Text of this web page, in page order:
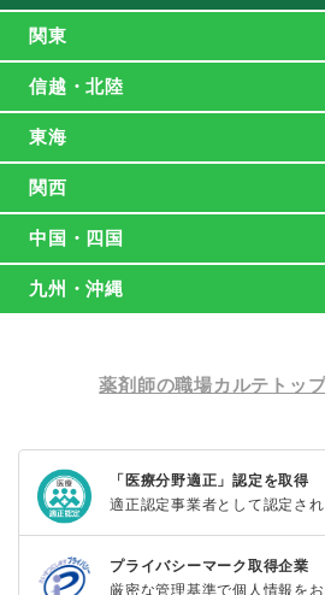
関東
信越・北陸
東海
関西
中国・四国
九州・沖縄
薬剤師の職場カルテトッ
「医療分野適正」認定を取得
適正認定事業者として認定され
プライバシーマーク取得企業
厳密な管理基準で個人情報をお